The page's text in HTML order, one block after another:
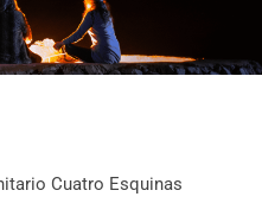
Cuatro Esquinas